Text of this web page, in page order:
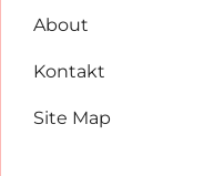
About
Kontakt
Site Map